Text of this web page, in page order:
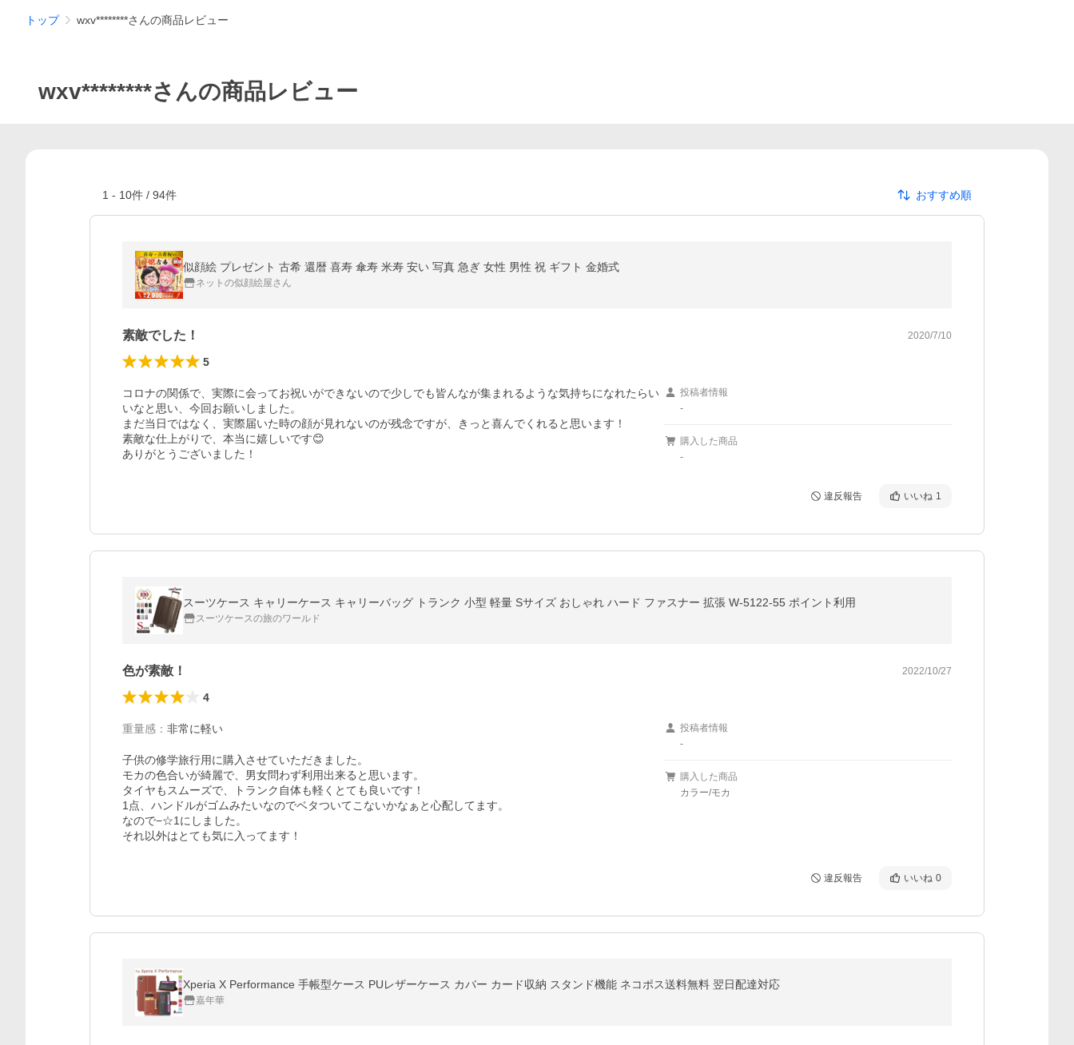
トップ wxv********さんの商品レビュー
wxv********さんの商品レビュー
1 - 10件 / 94件 おすすめ順
似顔絵 プレゼント 古希 還暦 喜寿 傘寿 米寿 安い 写真 急ぎ 女性 男性 祝 ギフト 金婚式
ネットの似顔絵屋さん
素敵でした！ 2020/7/10
5
コロナの関係で、実際に会ってお祝いができないので少しでも皆んなが集まれるような気持ちになれたらい
いなと思い、今回お願いしました。
まだ当日ではなく、実際届いた時の顔が見れないのが残念ですが、きっと喜んでくれると思います！
素敵な仕上がりで、本当に嬉しいです😊
ありがとうございました！
投稿者情報
-
購入した商品
-
違反報告 いいね 1
スーツケース キャリーケース キャリーバッグ トランク 小型 軽量 Sサイズ おしゃれ ハード ファスナー 拡張 W-5122-55 ポイント利用
スーツケースの旅のワールド
色が素敵！ 2022/10/27
4
重量感 ： 非常に軽い
子供の修学旅行用に購入させていただきました。
モカの色合いが綺麗で、男女問わず利用出来ると思います。
タイヤもスムーズで、トランク自体も軽くとても良いです！
1点、ハンドルがゴムみたいなのでベタついてこないかなぁと心配してます。
なので−☆1にしました。
投稿者情報
-
購入した商品
カラー/モカ
違反報告 いいね 0
Xperia X Performance 手帳型ケース PUレザーケース カバー カード収納 スタンド機能 ネコポス送料無料 翌日配達対応
嘉年華